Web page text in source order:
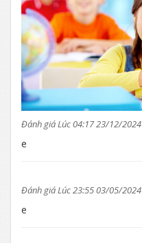
Đánh giá Lúc 04:17 23/12/2024
e
Đánh giá Lúc 23:55 03/05/2024
e